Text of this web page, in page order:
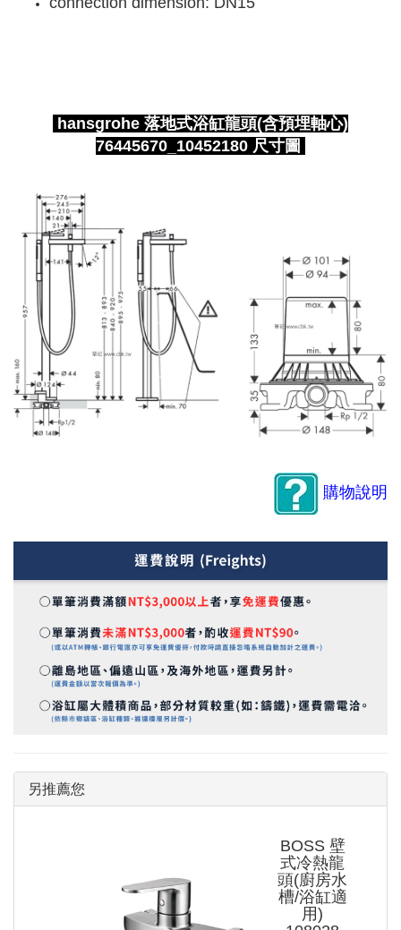
hansgrohe 落地式浴缸龍頭(含預埋軸心)
76445670_10452180 尺寸圖
購物說明
另推薦您
BOSS 壁
式冷熱龍
頭(廚房水
槽/浴缸適
用)